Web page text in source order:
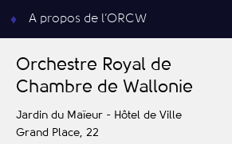
A propos de l’ORCW
Orchestre Royal de
Chambre de Wallonie
Jardin du Maïeur - Hôtel de Ville
Grand Place, 22